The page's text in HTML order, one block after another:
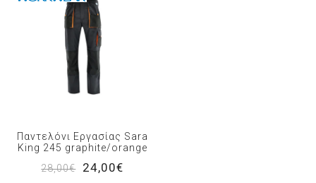
Παντελόνι Εργασίας Sara
King 245 graphite/orange
28,00€
24,00€